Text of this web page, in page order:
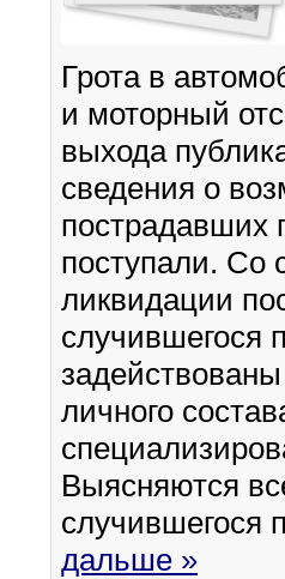
Грота в
и моторный
выхода
сведения о
пострадавших
поступали. Со
ликвидации
случившегося
личного
Выясняются
случившегося
дальше »